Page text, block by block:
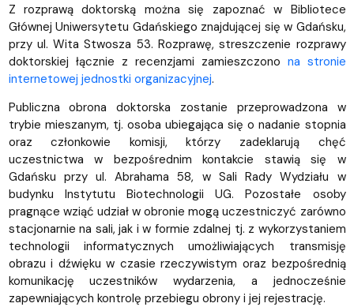
Z rozprawą doktorską można się zapoznać w Bibliotece
Głównej Uniwersytetu Gdańskiego znajdującej się w Gdańsku,
przy ul. Wita Stwosza 53. Rozprawę, streszczenie rozprawy
doktorskiej łącznie z recenzjami zamieszczono na stronie
internetowej jednostki organizacyjnej.
Publiczna obrona doktorska zostanie przeprowadzona w
trybie mieszanym, tj. osoba ubiegająca się o nadanie stopnia
oraz członkowie komisji, którzy zadeklarują chęć
uczestnictwa w bezpośrednim kontakcie stawią się w
Gdańsku przy ul. Abrahama 58, w Sali Rady Wydziału w
budynku Instytutu Biotechnologii UG. Pozostałe osoby
pragnące wziąć udział w obronie mogą uczestniczyć zarówno
stacjonarnie na sali, jak i w formie zdalnej tj. z wykorzystaniem
technologii informatycznych umożliwiających transmisję
obrazu i dźwięku w czasie rzeczywistym oraz bezpośrednią
komunikację uczestników wydarzenia, a jednocześnie
zapewniających kontrolę przebiegu obrony i jej rejestrację.